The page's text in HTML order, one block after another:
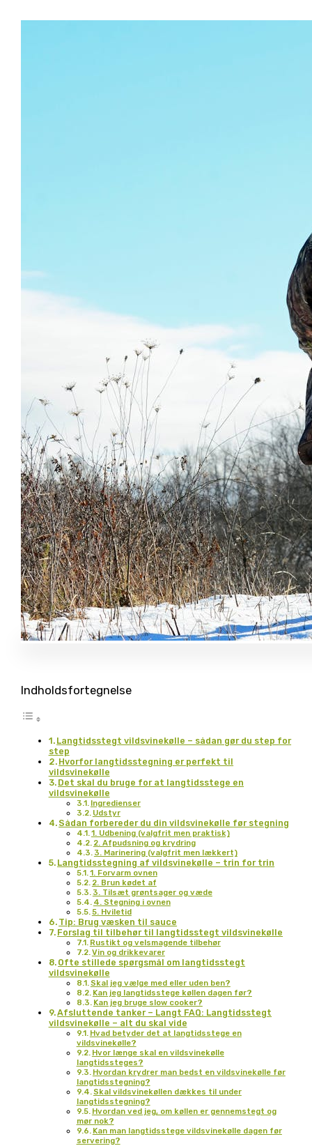
Indholdsfortegnelse
Langtidsstegt vildsvinekølle – sådan gør du step for
step
Hvorfor langtidsstegning er perfekt til
vildsvinekølle
Det skal du bruge for at langtidsstege en
vildsvinekølle
Ingredienser
Udstyr
Sådan forbereder du din vildsvinekølle før stegning
1. Udbening (valgfrit men praktisk)
2. Afpudsning og krydring
3. Marinering (valgfrit men lækkert)
Langtidsstegning af vildsvinekølle – trin for trin
1. Forvarm ovnen
2. Brun kødet af
3. Tilsæt grøntsager og væde
4. Stegning i ovnen
5. Hviletid
Tip: Brug væsken til sauce
Forslag til tilbehør til langtidsstegt vildsvinekølle
Rustikt og velsmagende tilbehør
Vin og drikkevarer
Ofte stillede spørgsmål om langtidsstegt
vildsvinekølle
Skal jeg vælge med eller uden ben?
Kan jeg langtidsstege køllen dagen før?
Kan jeg bruge slow cooker?
Afsluttende tanker – Langt FAQ: Langtidsstegt
vildsvinekølle – alt du skal vide
Hvad betyder det at langtidsstege en
vildsvinekølle?
Hvor længe skal en vildsvinekølle
langtidssteges?
Hvordan krydrer man bedst en vildsvinekølle før
langtidsstegning?
Skal vildsvinekøllen dækkes til under
langtidsstegning?
Hvordan ved jeg, om køllen er gennemstegt og
mør nok?
Kan man langtidsstege vildsvinekølle dagen før
servering?